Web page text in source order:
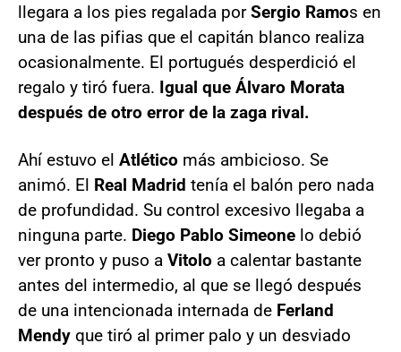
llegara a los pies regalada porSergio Ramos en
una de las pifias que el capitán blanco realiza
ocasionalmente. El portugués desperdició el
regalo y tiró fuera. Igual que Álvaro Morata
después de otro error de la zaga rival.
Ahí estuvo el Atlético más ambicioso. Se
animó. El Real Madrid tenía el balón pero nada
de profundidad. Su control excesivo llegaba a
ninguna parte. Diego Pablo Simeone lo debió
ver pronto y puso a Vitolo a calentar bastante
antes del intermedio, al que se llegó después
de una intencionada internada de Ferland
Mendy que tiró al primer palo y un desviado